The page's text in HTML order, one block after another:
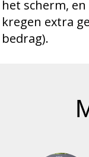
het scherm,
kregen extra
bedrag).